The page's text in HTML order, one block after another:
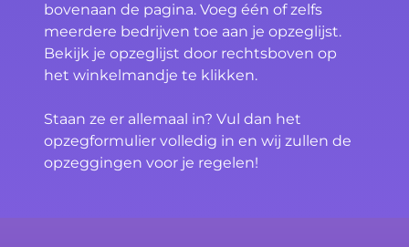
bovenaan de pagina. Voeg één of zelfs
meerdere bedrijven toe aan je opzeglijst.
Bekijk je opzeglijst door rechtsboven op
het winkelmandje te klikken.
Staan ze er allemaal in? Vul dan het
opzegformulier volledig in en wij zullen de
opzeggingen voor je regelen!